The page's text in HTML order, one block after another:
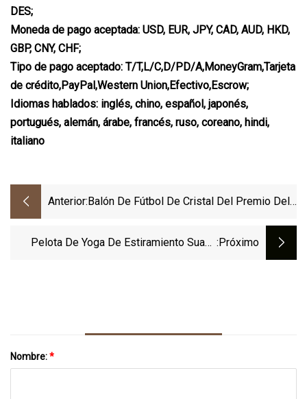
DES;
Moneda de pago aceptada: USD, EUR, JPY, CAD, AUD, HKD,
GBP, CNY, CHF;
Tipo de pago aceptado: T/T,L/C,D/PD/A,MoneyGram,Tarjeta
de crédito,PayPal,Western Union,Efectivo,Escrow;
Idiomas hablados: inglés, chino, español, japonés,
portugués, alemán, árabe, francés, ruso, coreano, hindi,
italiano
Anterior: Balón De Fútbol De Cristal Del Premio Del
Del Deporte De Encargo
Pelota De Yoga De Estiramiento Suave :próximo
Nombre:*